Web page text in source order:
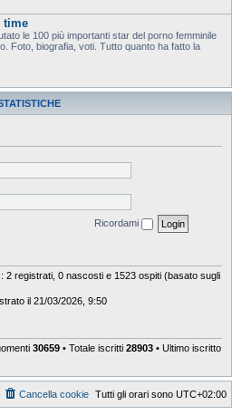
time
le 100 più importanti star del porno femminile
Foto, biografia, voti. Tutto quanto ha fatto la
Ricordami
2 registrati, 0 nascosti e 1523 ospiti (basato sugli
il 21/03/2026, 9:50
30659 • Totale iscritti 28903 • Ultimo iscritto
Tutti gli orari sono UTC+02:00
Cancella cookie